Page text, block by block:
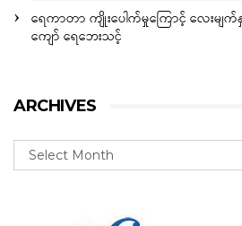
ရေကာတာ ကျိုးပေါက်မှုကြောင့် လေးမျ
ကျော် ရေဘေးသင့်
ARCHIVES